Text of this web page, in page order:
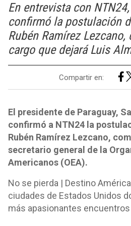
En entrevista con
confirmó la postulación
Rubén Ramírez
cargo que dejará Luis
Compartir en:
El presidente de Paraguay,
confirmó a NTN24 la
Rubén Ramírez Lezcano,
secretario general de la
Americanos (OEA).
No se pierda | Destino
ciudades de Estados Unidos
más apasionantes encuentros